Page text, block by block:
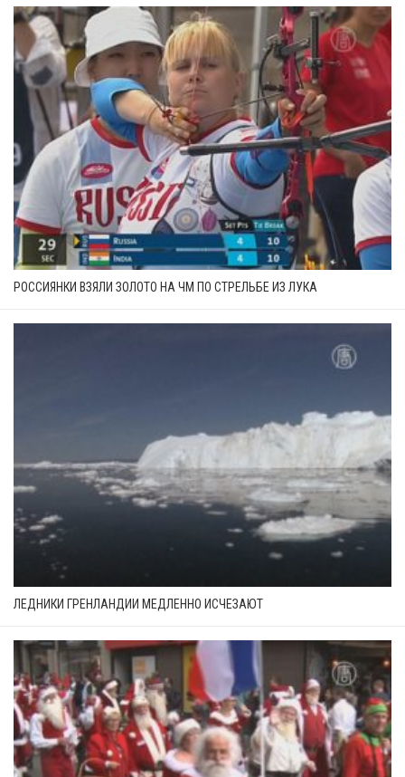
РОССИЯНКИ ВЗЯЛИ ЗОЛОТО НА ЧМ ПО СТРЕЛЬБЕ ИЗ ЛУКА
ЛЕДНИКИ ГРЕНЛАНДИИ МЕДЛЕННО ИСЧЕЗАЮТ